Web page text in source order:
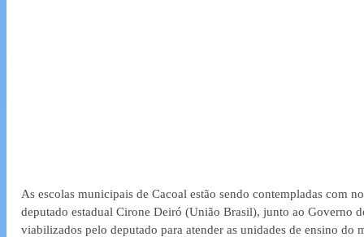
As escolas municipais de Cacoal estão sendo contempladas com
deputado estadual Cirone Deiró (União Brasil), junto ao Governo
viabilizados pelo deputado para atender as unidades de ensino